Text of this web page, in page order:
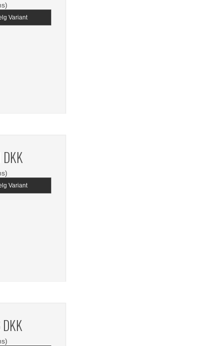
Variant
Variant